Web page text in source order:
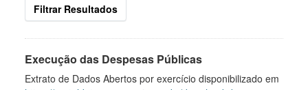
Filtrar Resultados
Execução das Despesas Públicas
Extrato de Dados Abertos por exercício disponibilizado em